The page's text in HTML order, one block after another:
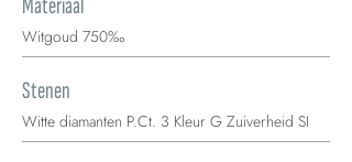
Materiaal
Witgoud 750‰
Stenen
Witte diamanten P.Ct. 3 Kleur G Zuiverheid SI